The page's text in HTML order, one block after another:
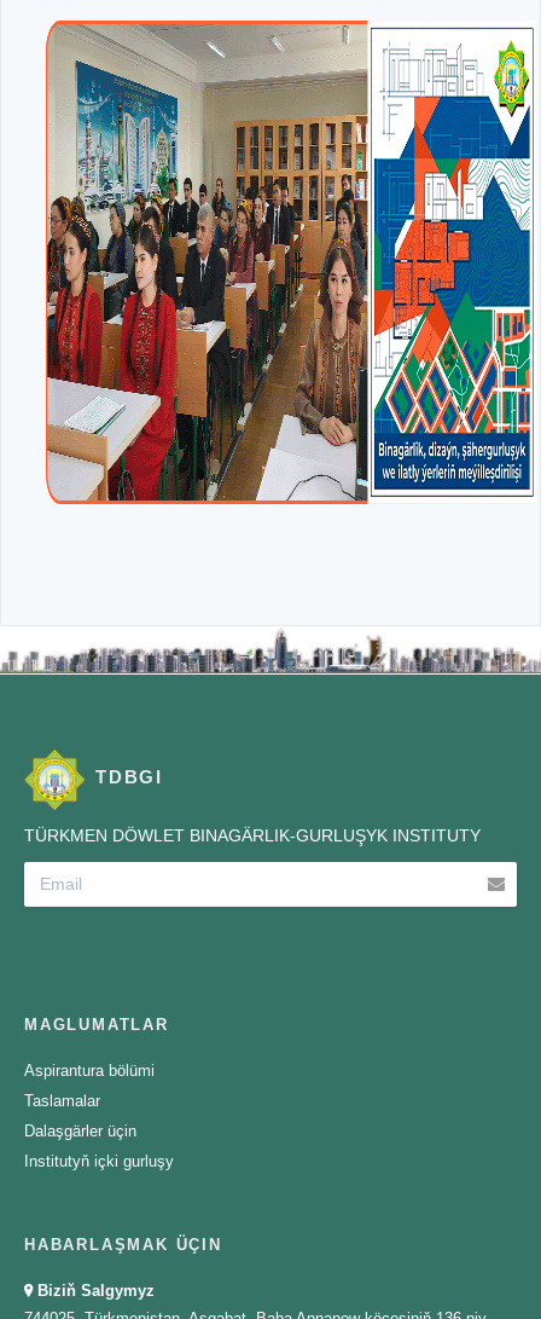
TDBGI
TÜRKMEN DÖWLET BINAGÄRLIK-GURLUŞYK INSTITUTY
MAGLUMATLAR
Aspirantura bölümi
Taslamalar
Dalaşgärler üçin
Institutyň içki gurluşy
HABARLAŞMAK ÜÇIN
Biziň Salgymyz